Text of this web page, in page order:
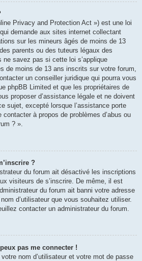
Privacy and Protection Act ») est une loi
demande aux sites internet collectant
sur les mineurs âgés de moins de 13
parents ou des tuteurs légaux des
savez pas si cette loi s’applique
de moins de 13 ans inscrits sur votre forum,
un conseiller juridique qui pourra vous
phpBB Limited et que les propriétaires de
proposer d’assistance légale et ne doivent
sujet, excepté lorsque l’assistance porte
à propos de problèmes d’abus ou
? ».
?
du forum ait désactivé les inscriptions
visiteurs de s’inscrire. De même, il est
du forum ait banni votre adresse
d’utilisateur que vous souhaitez utiliser.
contacter un administrateur du forum.
pas me connecter !
nom d’utilisateur et votre mot de passe